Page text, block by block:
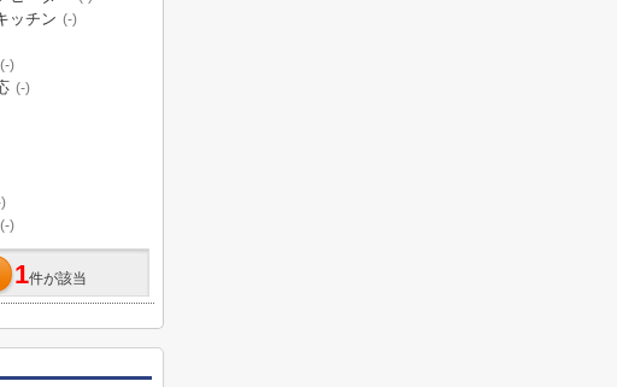
ッチン (-)
(-)
(-)
(-)
1件が該当